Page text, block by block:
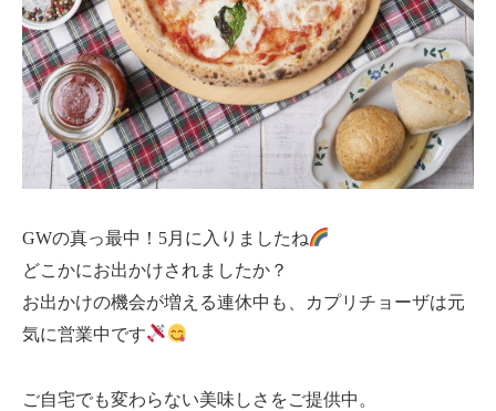
GWの真っ最中！5月に入りましたね
どこかにお出かけされましたか？
お出かけの機会が増える連休中も、カプリチョーザは元
気に営業中です
ご自宅でも変わらない美味しさをご提供中。